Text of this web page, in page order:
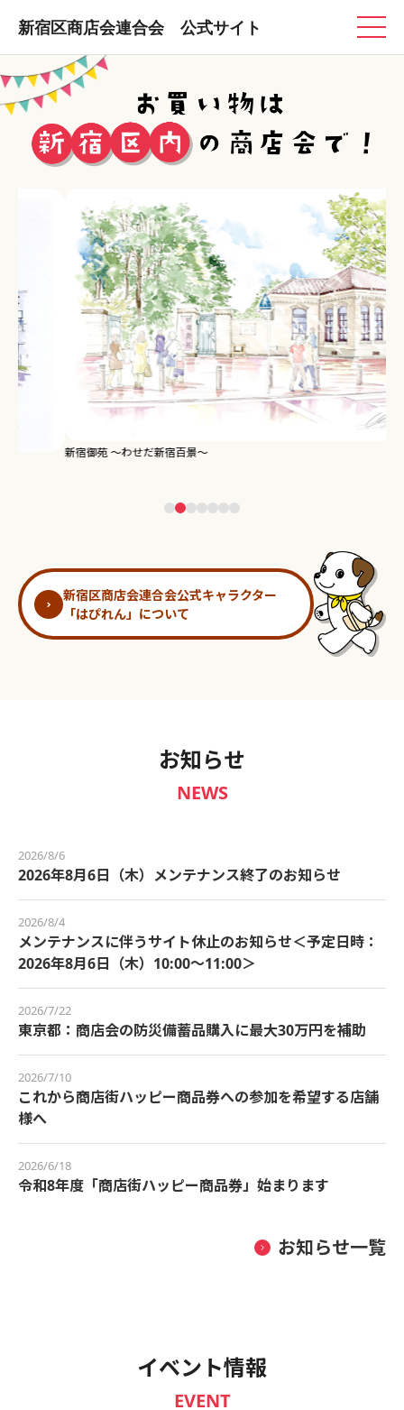
新宿区商店会連合会 公式サイト
新宿御苑 ～わせだ新宿百景～
新宿区商店会連合会公式キャラクター
「はぴれん」について
お知らせ
NEWS
2026/8/6
2026年8月6日（木）メンテナンス終了のお知らせ
2026/8/4
メンテナンスに伴うサイト休止のお知らせ＜予定日時：
2026年8月6日（木）10:00～11:00＞
2026/7/22
東京都：商店会の防災備蓄品購入に最大30万円を補助
2026/7/10
これから商店街ハッピー商品券への参加を希望する店舗
様へ
2026/6/18
令和8年度「商店街ハッピー商品券」始まります
お知らせ一覧
イベント情報
EVENT